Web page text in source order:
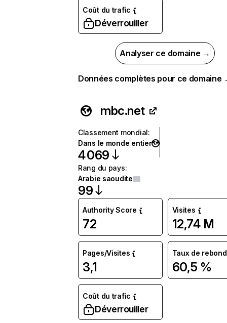
Coût du trafic
Déverrouiller
Analyser ce domaine →
Données complètes pour ce domaine
mbc.net
Classement mondial:
Dans le monde entier
4 069
Rang du pays:
Arabie saoudite
99
Authority Score
72
Visites
12,74 M
Pages/Visites
3,1
Taux de rebond
60,5 %
Coût du trafic
Déverrouiller